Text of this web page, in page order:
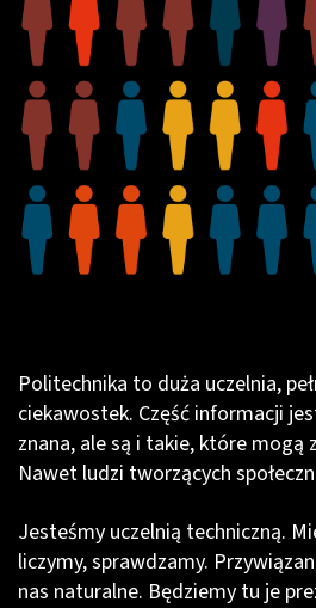
Politechnika to duża uczelnia,
ciekawostek. Część informacji
znana, ale są i takie, które mogą
Nawet ludzi tworzących
Jesteśmy uczelnią techniczną.
liczymy, sprawdzamy.
nas naturalne. Będziemy tu je